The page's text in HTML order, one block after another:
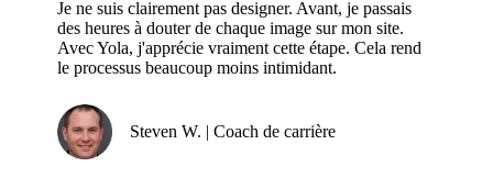
Je ne suis clairement pas designer. Avant, je passais
des heures à douter de chaque image sur mon site.
Avec Yola, j'apprécie vraiment cette étape. Cela rend
le processus beaucoup moins intimidant.
Steven W. | Coach de carrière